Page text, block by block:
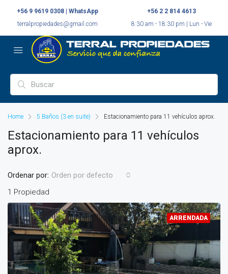
+56 9 9619 0308 | WhatsApp
terralpropiedades@gmail.com
+56 2 2 814 4613
8:30 am - 18:30 pm | Lun - Vie
Home 5 Baños (3 en suite) Estacionamiento para 11 vehículos aprox.
Estacionamiento para 11 vehículos
aprox.
1 Propiedad
Ordenar por: Orden por defecto
ARRENDADA